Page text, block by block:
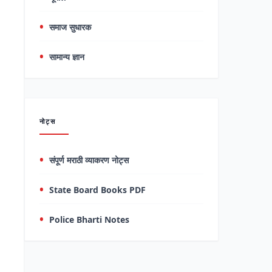
समाज सुधारक
सामान्य ज्ञान
नोट्स
संपूर्ण मराठी व्याकरण नोट्स
State Board Books PDF
Police Bharti Notes